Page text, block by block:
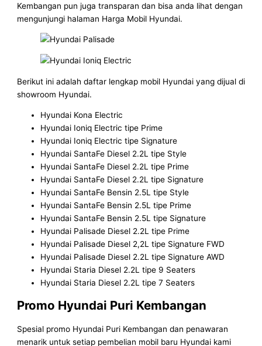
Kembangan pun juga transparan dan bisa anda lihat dengan
mengunjungi halaman Harga Mobil Hyundai.
Berikut ini adalah daftar lengkap mobil Hyundai yang dijual di
showroom Hyundai.
Hyundai Kona Electric
Hyundai Ioniq Electric tipe Prime
Hyundai Ioniq Electric tipe Signature
Hyundai SantaFe Diesel 2.2L tipe Style
Hyundai SantaFe Diesel 2.2L tipe Prime
Hyundai SantaFe Diesel 2.2L tipe Signature
Hyundai SantaFe Bensin 2.5L tipe Style
Hyundai SantaFe Bensin 2.5L tipe Prime
Hyundai SantaFe Bensin 2.5L tipe Signature
Hyundai Palisade Diesel 2.2L tipe Prime
Hyundai Palisade Diesel 2,2L tipe Signature FWD
Hyundai Palisade Diesel 2.2L tipe Signature AWD
Hyundai Staria Diesel 2.2L tipe 9 Seaters
Hyundai Staria Diesel 2.2L tipe 7 Seaters
Promo Hyundai Puri Kembangan
Spesial promo Hyundai Puri Kembangan dan penawaran
menarik untuk setiap pembelian mobil baru Hyundai kami